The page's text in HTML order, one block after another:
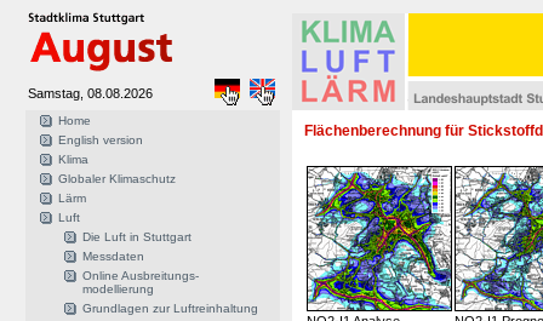
Samstag, 08.08.2026
Home
English version
Klima
Globaler Klimaschutz
Lärm
Luft
Die Luft in Stuttgart
Messdaten
Online Ausbreitungs-
modellierung
Grundlagen zur Luftreinhaltung
Flächenberechnung für